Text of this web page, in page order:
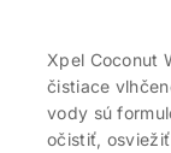
Xpel Coconut
čistiace
vody sú
očistiť,